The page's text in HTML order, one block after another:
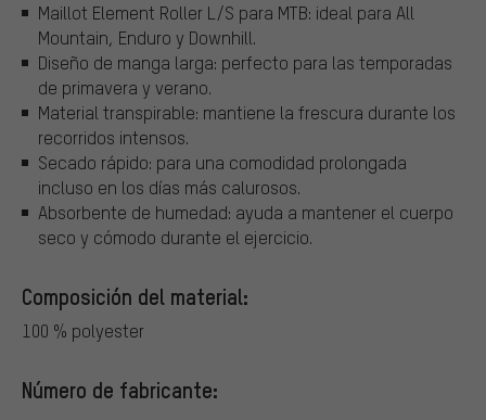
Maillot Element Roller L/S para MTB: ideal para All
Mountain, Enduro y Downhill.
Diseño de manga larga: perfecto para las temporadas
de primavera y verano.
Material transpirable: mantiene la frescura durante los
recorridos intensos.
Secado rápido: para una comodidad prolongada
incluso en los días más calurosos.
Absorbente de humedad: ayuda a mantener el cuerpo
seco y cómodo durante el ejercicio.
Composición del material:
100 % polyester
Número de fabricante: